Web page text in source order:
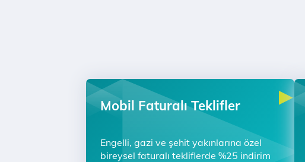
Mobil Faturalı Teklifler
Engelli, gazi ve şehit yakınlarına özel
bireysel faturalı tekliflerde %25 indirim